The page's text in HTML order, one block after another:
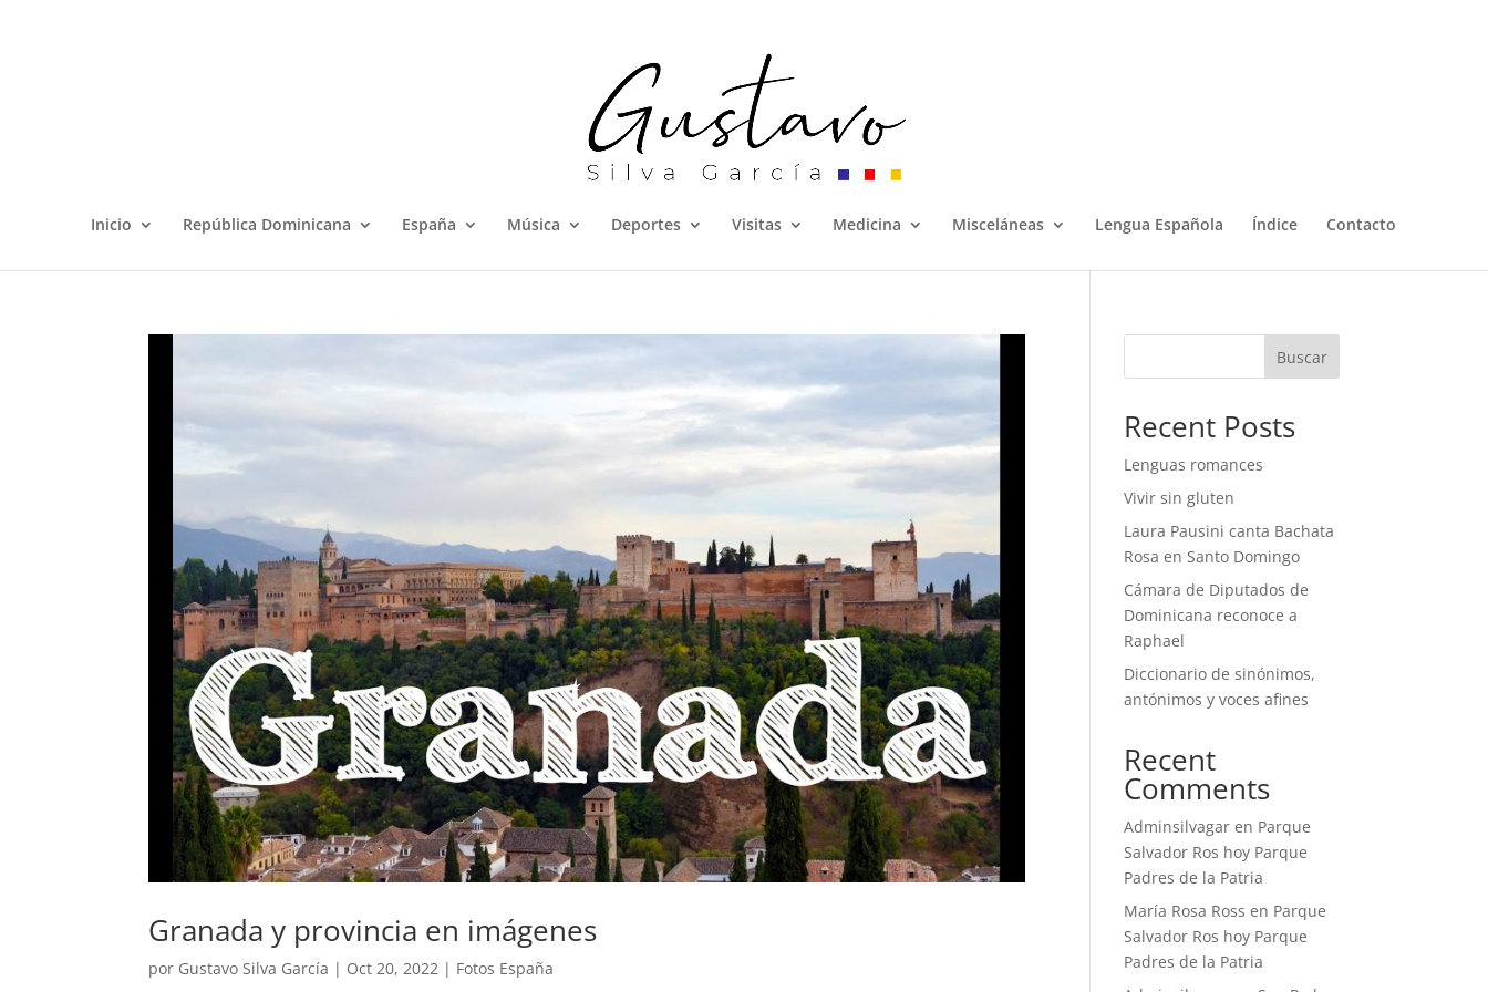
Inicio República Dominicana España Música Deportes Visitas Medicina Misceláneas Lengua Española Índice Contacto
Granada y provincia en imágenes
por Gustavo Silva García | Oct 20, 2022 | Fotos España
Buscar
Recent Posts
Lenguas romances
Vivir sin gluten
Laura Pausini canta Bachata
Rosa en Santo Domingo
Cámara de Diputados de
Dominicana reconoce a
Raphael
Diccionario de sinónimos,
antónimos y voces afines
Recent
Comments
Adminsilvagar en Parque
Salvador Ros hoy Parque
Padres de la Patria
María Rosa Ross en Parque
Salvador Ros hoy Parque
Padres de la Patria